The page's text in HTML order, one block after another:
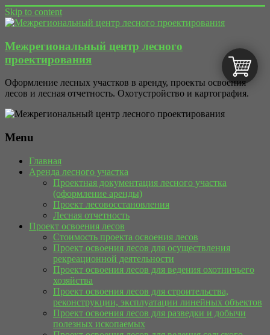
Skip to content
Межрегиональный центр лесного
проектирования
Оформление лесных участков в аренду, проекты освоения
лесов и лесная отчетность. Охотустройство и картография.
Menu
Главная
Аренда лесного участка
Проектная документация лесного участка
(оформление аренды)
Проект лесовосстановления
Лесная отчетность
Проект освоения лесов
Стоимость проекта освоения лесов
Проект освоения лесов для осуществления
рекреационной деятельности
Проект освоения лесов для ведения охотничьего
хозяйства
Проект освоения лесов для строительства,
реконструкции, эксплуатации линейных объектов
Проект освоения лесов для разведки и добычи
полезных ископаемых